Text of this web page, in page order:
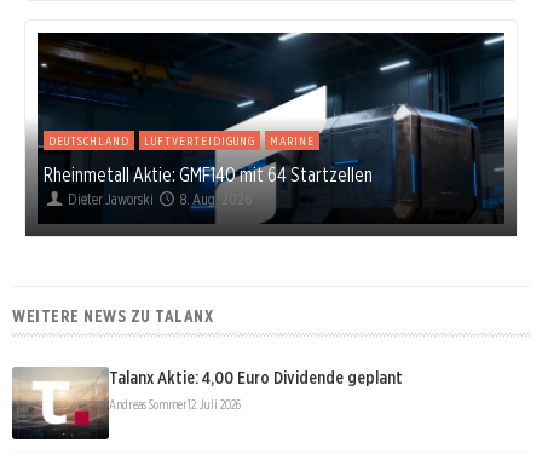
DEUTSCHLAND LUFTVERTEIDIGUNG MARINE
Rheinmetall Aktie: GMF140 mit 64 Startzellen
Dieter Jaworski 8. Aug. 2026
WEITERE NEWS ZU TALANX
Talanx Aktie: 4,00 Euro Dividende geplant
Andreas Sommer12. Juli 2026